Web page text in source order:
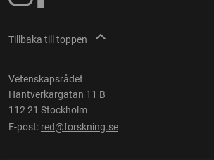
Tillbaka till toppen
Vetenskapsrådet
Hantverkargatan 11 B
112 21 Stockholm
E-post: red@forskning.se